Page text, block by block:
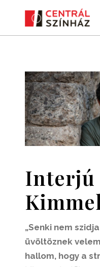
Interjú
„Senki nem
üvöltöznek
hallom, hogy a